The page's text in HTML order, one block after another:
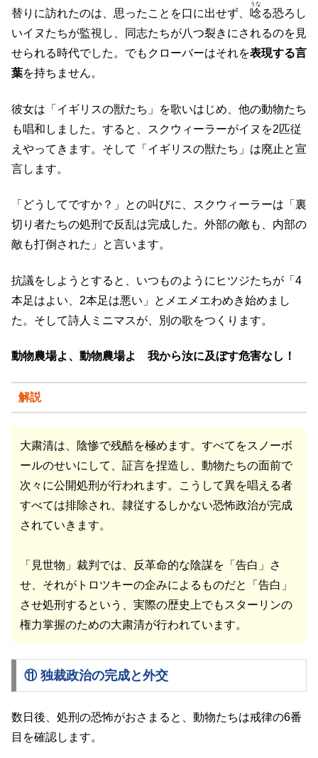
替りに訪れたのは、思ったことを口に出せず、 唸
うな
る恐ろし
いイヌたちが監視し、同志たちが八つ裂きにされるのを見
せられる時代でした。でもクローバーはそれを表現する言
葉を持ちません。
彼女は「イギリスの獣たち」を歌いはじめ、他の動物たち
も唱和しました。すると、スクウィーラーがイヌを2匹従
えやってきます。そして「イギリスの獣たち」は廃止と宣
言します。
「どうしてですか？」との叫びに、スクウィーラーは「裏
切り者たちの処刑で反乱は完成した。外部の敵も、内部の
敵も打倒された」と言います。
抗議をしようとすると、いつものようにヒツジたちが「4
本足はよい、2本足は悪い」とメエメエわめき始めまし
た。そして詩人ミニマスが、別の歌をつくります。
動物農場よ、動物農場よ 我から汝に及ぼす危害なし！
解説
大粛清は、陰惨で残酷を極めます。すべてをスノーボ
ールのせいにして、証言を捏造し、動物たちの面前で
次々に公開処刑が行われます。こうして異を唱える者
すべては排除され、隷従するしかない恐怖政治が完成
されていきます。
「見世物」裁判では、反革命的な陰謀を「告白」さ
せ、それがトロツキーの企みによるものだと「告白」
させ処刑するという、実際の歴史上でもスターリンの
権力掌握のための大粛清が行われています。
⑪ 独裁政治の完成と外交
数日後、処刑の恐怖がおさまると、動物たちは戒律の6番
目を確認します。